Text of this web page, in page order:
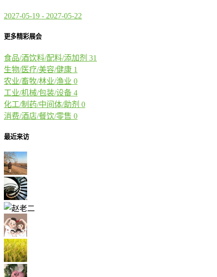
2027-05-19 - 2027-05-22
更多精彩展会
食品/酒饮料/配料/添加剂 31
生物/医疗/美容/健康 1
农业/畜牧/林业/渔业 0
工业/机械/包装/设备 4
化工/制药/中间体/助剂 0
消费/酒店/餐饮/零售 0
最近来访